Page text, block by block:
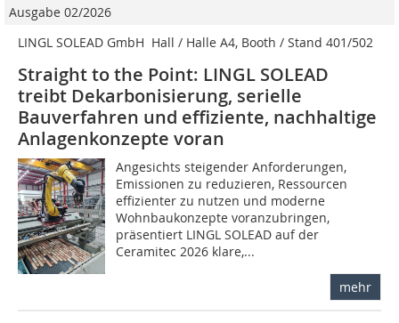
Ausgabe 02/2026
LINGL SOLEAD GmbH  Hall / Halle A4, Booth / Stand 401/502
Straight to the Point: LINGL SOLEAD
treibt Dekarbonisierung, serielle
Bauverfahren und effiziente, nachhaltige
Anlagenkonzepte voran
Angesichts steigender Anforderungen,
Emissionen zu reduzieren, Ressourcen
effizienter zu nutzen und moderne
Wohnbaukonzepte voranzubringen,
präsentiert LINGL SOLEAD auf der
Ceramitec 2026 klare,...
mehr